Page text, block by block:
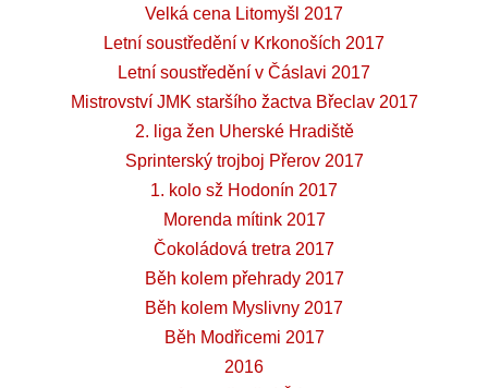
Velká cena Litomyšl 2017
Letní soustředění v Krkonoších 2017
Letní soustředění v Čáslavi 2017
Mistrovství JMK staršího žactva Břeclav 2017
2. liga žen Uherské Hradiště
Sprinterský trojboj Přerov 2017
1. kolo sž Hodonín 2017
Morenda mítink 2017
Čokoládová tretra 2017
Běh kolem přehrady 2017
Běh kolem Myslivny 2017
Běh Modřicemi 2017
2016